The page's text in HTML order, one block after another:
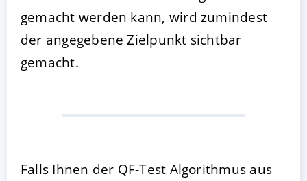
gemacht werden kann, wird zumindest
der angegebene Zielpunkt sichtbar
gemacht.
Falls Ihnen der QF-Test Algorithmus aus